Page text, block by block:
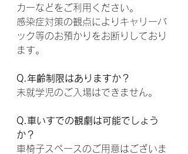
カーなどをご利用ください。
感染症対策の観点によりキャリーバ
ック等のお預かりをお断りしており
ます。
Q.年齢制限はありますか？
未就学児のご入場はできません。
Q.車いすでの観劇は可能でしょう
か？
車椅子スペースのご用意はございま